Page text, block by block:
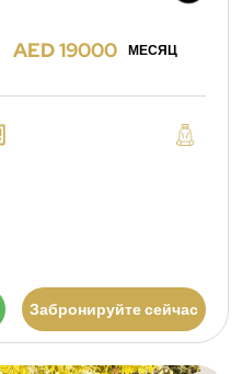
AED 19000 МЕСЯЦ
Забронируйте сейчас